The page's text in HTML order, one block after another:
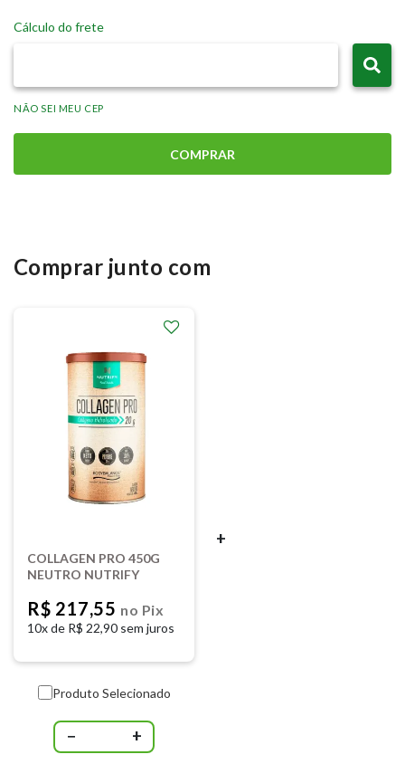
Cálculo do frete
NÃO SEI MEU CEP
COMPRAR
Comprar junto com
COLLAGEN PRO 450G
NEUTRO NUTRIFY
R$ 217,55 no Pix
10x de R$ 22,90 sem juros
Produto Selecionado
− +
+